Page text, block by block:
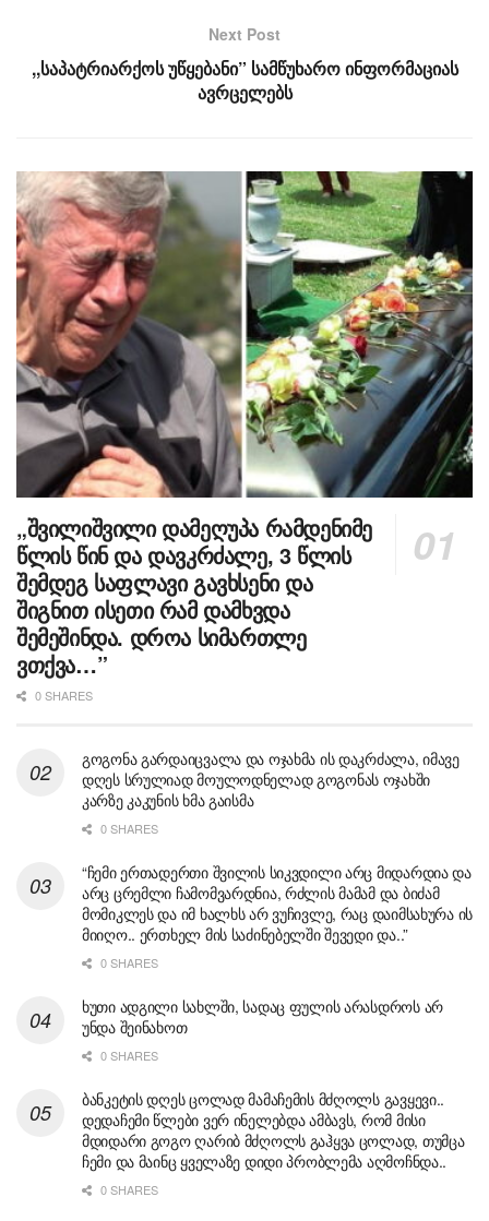
Next Post
,,საპატრიარქოს უწყებანი” სამწუხარო ინფორმაციას
ავრცელებს
„შვილიშვილი დამეღუპა რამდენიმე
წლის წინ და დავკრძალე, 3 წლის
შემდეგ საფლავი გავხსენი და
შიგნით ისეთი რამ დამხვდა
შემეშინდა. დროა სიმართლე
ვთქვა…”
0 SHARES
გოგონა გარდაიცვალა და ოჯახმა ის დაკრძალა, იმავე
დღეს სრულიად მოულოდნელად გოგონას ოჯახში
კარზე კაკუნის ხმა გაისმა
0 SHARES
“ჩემი ერთადერთი შვილის სიკვდილი არც მიდარდია და
არც ცრემლი ჩამომვარდნია, რძლის მამამ და ბიძამ
მომიკლეს და იმ ხალხს არ ვუჩივლე, რაც დაიმსახურა ის
მიიღო.. ერთხელ მის საძინებელში შევედი და..”
0 SHARES
ხუთი ადგილი სახლში, სადაც ფულის არასდროს არ
უნდა შეინახოთ
0 SHARES
ბანკეტის დღეს ცოლად მამაჩემის მძღოლს გავყევი..
დედაჩემი წლები ვერ ინელებდა ამბავს, რომ მისი
მდიდარი გოგო ღარიბ მძღოლს გაჰყვა ცოლად, თუმცა
ჩემი და მაინც ყველაზე დიდი პრობლემა აღმოჩნდა..
0 SHARES